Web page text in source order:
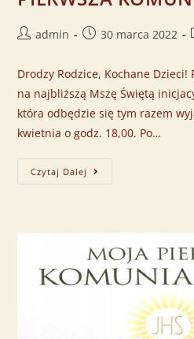
admin 30 marca 2022
Drodzy Rodzice, Kochane
na najbliższą Mszę Świętą
która odbędzie się tym razem
kwietnia o godz. 18,00. Po…
Czytaj Dalej